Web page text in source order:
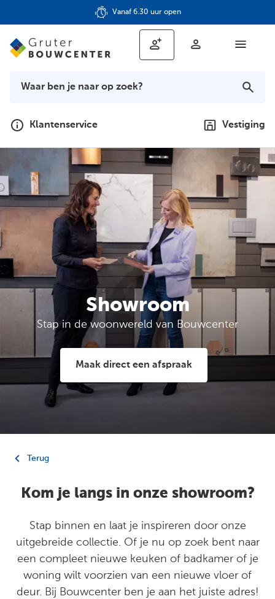
Vanaf 6.30 uur open
Klantenservice Vestiging
Showroom
Stap in de woonwereld van Bouwcenter
Maak direct een afspraak
Terug
Kom je langs in onze showroom?
Stap binnen en laat je inspireren door onze
uitgebreide collectie. Of je nu op zoek bent naar
een compleet nieuwe keuken of badkamer of je
woning wilt voorzien van een nieuwe vloer of
deur. Bij Bouwcenter ben je aan het juiste adres!